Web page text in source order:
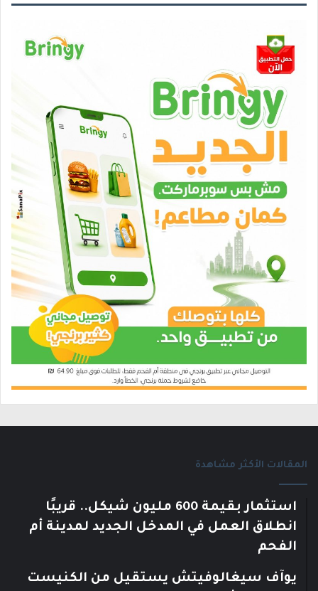
المقالات الأكثر مشاهدة
استثمار بقيمة 600 مليون شيكل.. قريبًا
انطلاق العمل في المدخل الجديد لمدينة أم
الفحم
يوآف سيغالوفيتش يستقيل من الكنيست